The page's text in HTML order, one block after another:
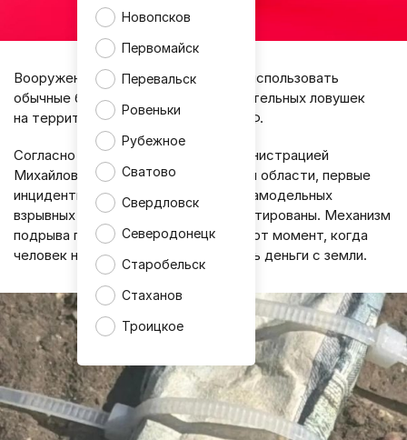
Новопсков
Первомайск
Перевальск
Ровеньки
Рубежное
Сватово
Свердловск
Северодонецк
Старобельск
Стаханов
Троицкое
Вооруженные силы Украины начали использовать
обычные банкноты в качестве смертельных ловушек
на территориях новых субъектов РФ.
Согласно данным, озвученным администрацией
Михайловского района Запорожской области, первые
инциденты с обнаружением таких самодельных
взрывных устройств уже задокументированы. Механизм
подрыва приводится в действие в тот момент, когда
человек наклоняется, чтобы поднять деньги с земли.